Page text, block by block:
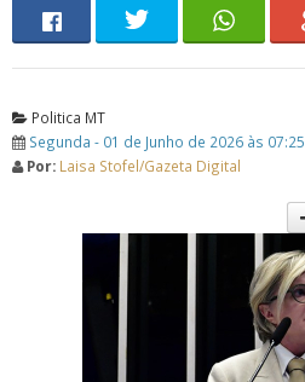
Politica MT
Segunda - 01 de Junho de 2026 às 07:25
Por: Laisa Stofel/Gazeta Digital